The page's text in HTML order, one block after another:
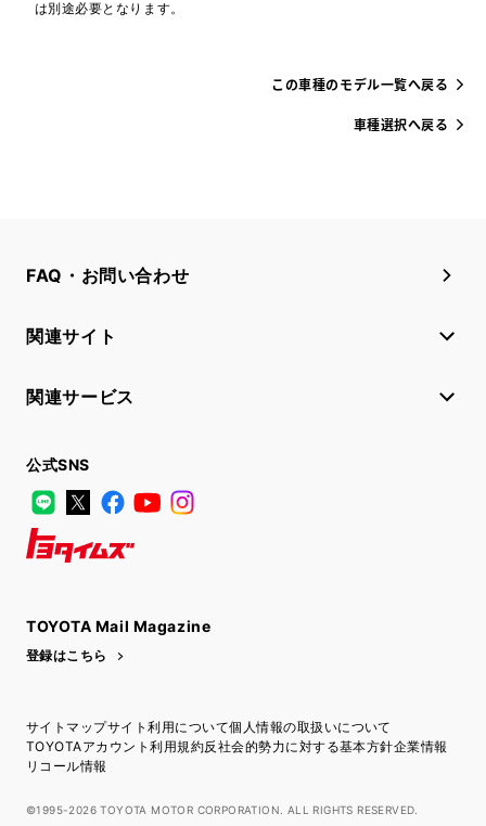
は別途必要となります。
この車種のモデル一覧へ戻る
車種選択へ戻る
FAQ・お問い合わせ
関連サイト
関連サービス
公式SNS
LINE
X FacebookYouTube
TOYOTA Mail Magazine
登録はこちら
サイトマップサイト利用について個人情報の取扱いについて
TOYOTAアカウント利用規約反社会的勢力に対する基本方針企業情報
リコール情報
©1995-2026 TOYOTA MOTOR CORPORATION. ALL RIGHTS RESERVED.